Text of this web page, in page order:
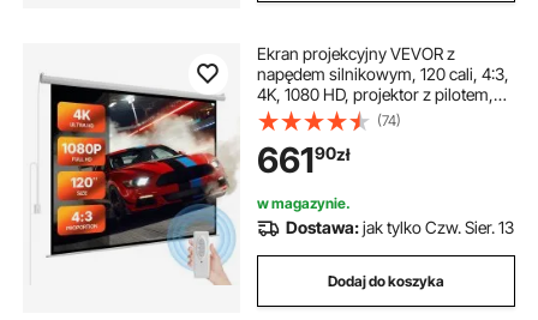
Ekran projekcyjny VEVOR z
napędem silnikowym, 120 cali, 4:3,
4K, 1080 HD, projektor z pilotem,
automatyczny ekran filmowy,
przenośny, zwijany ekran do kina
domowego i biura domowego
(74)
66190zł
w magazynie.
Dostawa:jak tylko Czw. Sier. 13
Dodaj do koszyka